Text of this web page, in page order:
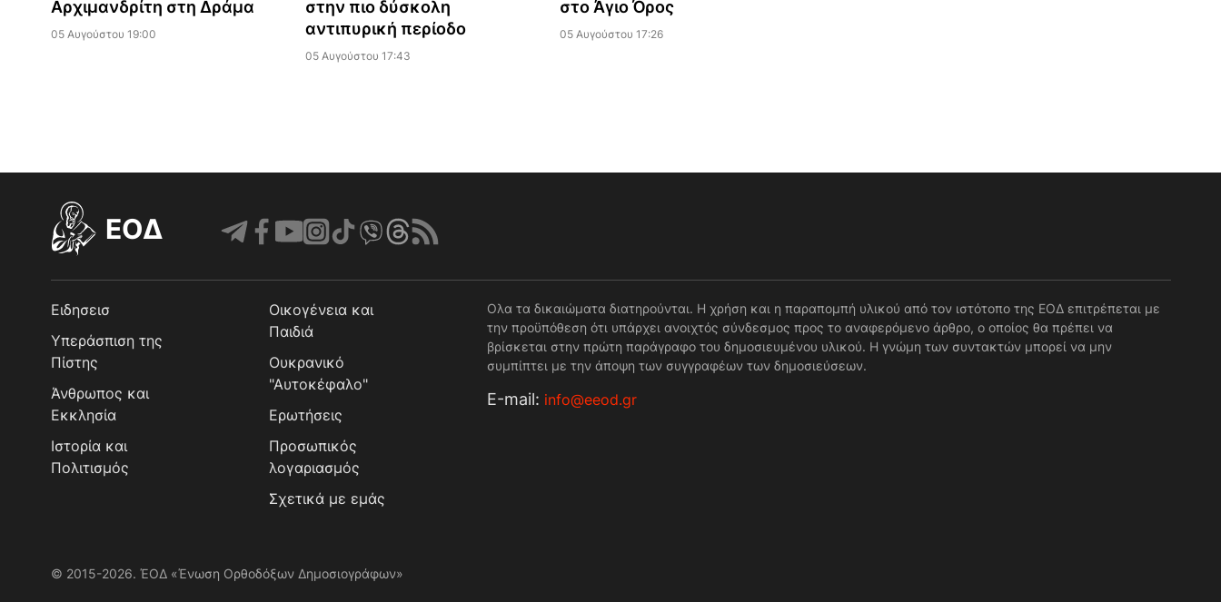
Αρχιμανδρίτη στη Δράμα
05 Αυγούστου 19:00
στην πιο δύσκολη
αντιπυρική περίοδο
05 Αυγούστου 17:43
στο Άγιο Όρος
05 Αυγούστου 17:26
EOΔ
Ειδησεισ
Υπεράσπιση της
Πίστης
Άνθρωπος και
Εκκλησία
Ιστορία και
Πολιτισμός
Οικογένεια και
Παιδιά
Ουκρανικό
"Αυτοκέφαλο"
Ερωτήσεις
Προσωπικός
λογαριασμός
Σχετικά με εμάς
Ολα τα δικαιώματα διατηρούνται. Η χρήση και η παραπομπή υλικού από τον ιστότοπο της ΕΟΔ επιτρέπεται με
την προϋπόθεση ότι υπάρχει ανοιχτός σύνδεσμος προς το αναφερόμενο άρθρο, ο οποίος θα πρέπει να
βρίσκεται στην πρώτη παράγραφο του δημοσιευμένου υλικού. Η γνώμη των συντακτών μπορεί να μην
συμπίπτει με την άποψη των συγγραφέων των δημοσιεύσεων.
Е-mail: info@eeod.gr
© 2015-2026. ΈΟΔ «Ένωση Ορθοδόξων Δημοσιογράφων»